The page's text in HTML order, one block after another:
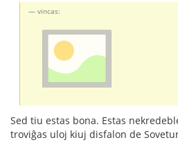
vincas:
Sed tiu estas bona. Estas
troviĝas uloj kiuj disfalon de